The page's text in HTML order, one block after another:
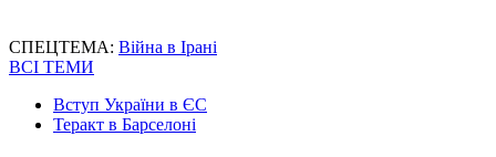
СПЕЦТЕМА: Війна в Ірані
ВСІ ТЕМИ
Вступ України в ЄС
Теракт в Барселоні